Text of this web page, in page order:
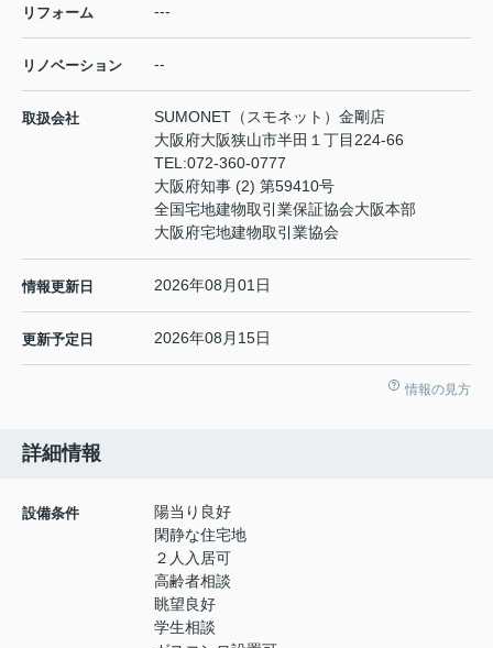
リフォーム ---
リノベーション --
取扱会社
SUMONET（スモネット）金剛店
大阪府大阪狭山市半田１丁目224-66
TEL:072-360-0777
大阪府知事 (2) 第59410号
全国宅地建物取引業保証協会大阪本部
大阪府宅地建物取引業協会
情報更新日 2026年08月01日
更新予定日 2026年08月15日
情報の見方
詳細情報
設備条件
陽当り良好
閑静な住宅地
２人入居可
高齢者相談
眺望良好
学生相談